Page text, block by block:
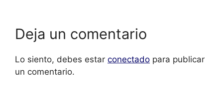
Deja un comentario
Lo siento, debes estar conectado para publicar
un comentario.